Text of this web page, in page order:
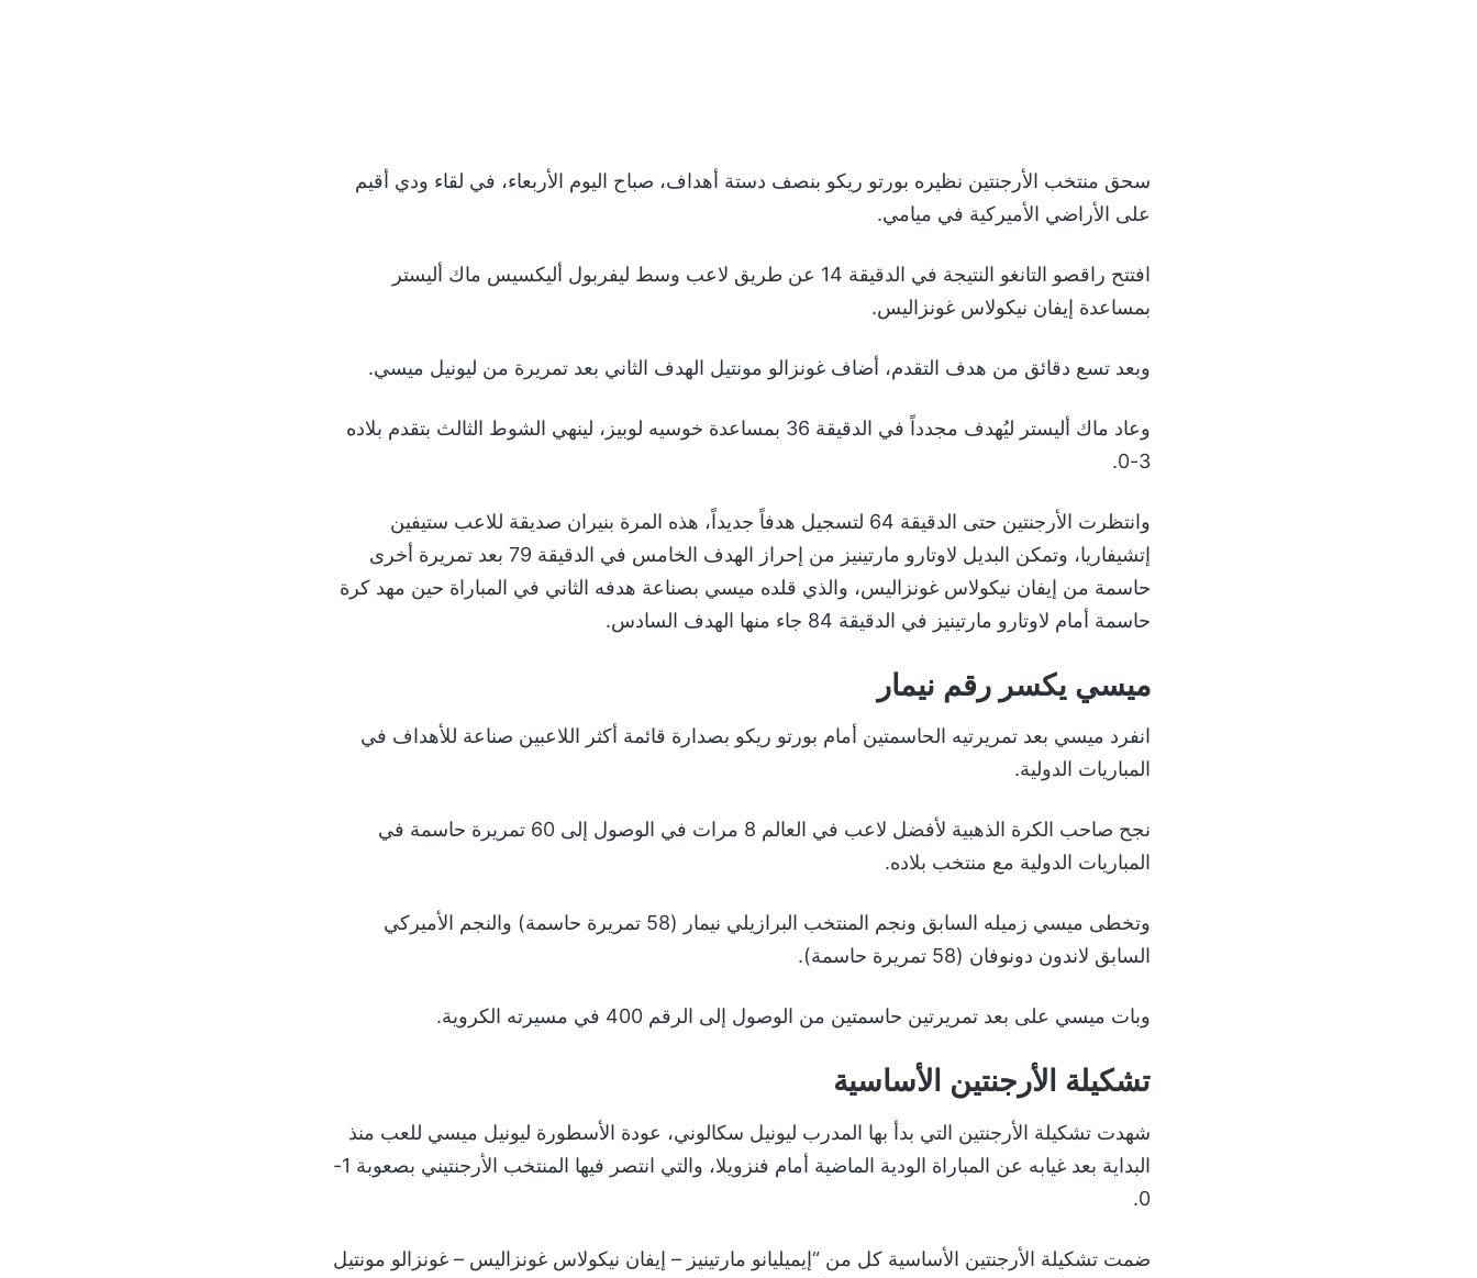
سحق منتخب الأرجنتين نظيره بورتو ريكو بنصف دستة أهداف، صباح اليوم الأربعاء، في لقاء ودي أقيم
على الأراضي الأميركية في ميامي.
افتتح راقصو التانغو النتيجة في الدقيقة 14 عن طريق لاعب وسط ليفربول أليكسيس ماك أليستر
بمساعدة إيفان نيكولاس غونزاليس.
وبعد تسع دقائق من هدف التقدم، أضاف غونزالو مونتيل الهدف الثاني بعد تمريرة من ليونيل ميسي.
وعاد ماك أليستر ليُهدف مجدداً في الدقيقة 36 بمساعدة خوسيه لوبيز، لينهي الشوط الثالث بتقدم بلاده
3-0.
وانتظرت الأرجنتين حتى الدقيقة 64 لتسجيل هدفاً جديداً، هذه المرة بنيران صديقة للاعب ستيفين
إتشيفاريا، وتمكن البديل لاوتارو مارتينيز من إحراز الهدف الخامس في الدقيقة 79 بعد تمريرة أخرى
حاسمة من إيفان نيكولاس غونزاليس، والذي قلده ميسي بصناعة هدفه الثاني في المباراة حين مهد كرة
حاسمة أمام لاوتارو مارتينيز في الدقيقة 84 جاء منها الهدف السادس.
ميسي يكسر رقم نيمار
انفرد ميسي بعد تمريرتيه الحاسمتين أمام بورتو ريكو بصدارة قائمة أكثر اللاعبين صناعة للأهداف في
المباريات الدولية.
نجح صاحب الكرة الذهبية لأفضل لاعب في العالم 8 مرات في الوصول إلى 60 تمريرة حاسمة في
المباريات الدولية مع منتخب بلاده.
وتخطى ميسي زميله السابق ونجم المنتخب البرازيلي نيمار (58 تمريرة حاسمة) والنجم الأميركي
السابق لاندون دونوفان (58 تمريرة حاسمة).
وبات ميسي على بعد تمريرتين حاسمتين من الوصول إلى الرقم 400 في مسيرته الكروية.
تشكيلة الأرجنتين الأساسية
شهدت تشكيلة الأرجنتين التي بدأ بها المدرب ليونيل سكالوني، عودة الأسطورة ليونيل ميسي للعب منذ
البداية بعد غيابه عن المباراة الودية الماضية أمام فنزويلا، والتي انتصر فيها المنتخب الأرجنتيني بصعوبة 1-
0.
ضمت تشكيلة الأرجنتين الأساسية كل من “إيميليانو مارتينيز – إيفان نيكولاس غونزاليس – غونزالو مونتيل